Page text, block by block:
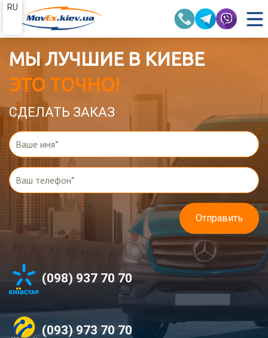
МЫ ЛУЧШИЕ В КИЕВЕ
ЭТО ТОЧНО!
СДЕЛАТЬ ЗАКАЗ
(098) 937 70 70
(093) 973 70 70
RU